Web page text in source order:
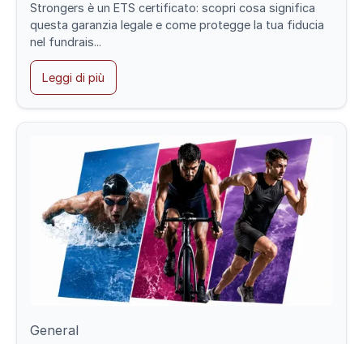
Strongers è un ETS certificato: scopri cosa significa
questa garanzia legale e come protegge la tua fiducia
nel fundrais...
Leggi di più
General